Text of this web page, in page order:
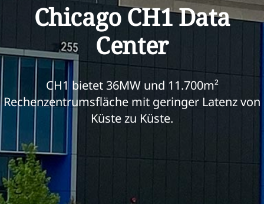
Chicago CH1 Data
Center
CH1 bietet 36MW und 11.700m²
Rechenzentrumsfläche mit geringer Latenz von
Küste zu Küste.